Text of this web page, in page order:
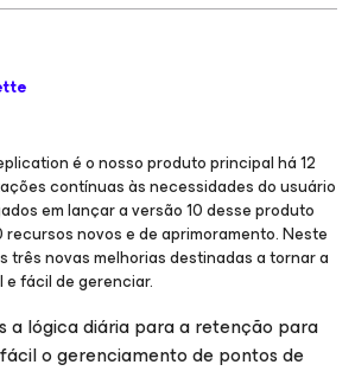
é o nosso produto principal há 12
contínuas às necessidades do usuário
em lançar a versão 10 desse produto
recursos novos e de aprimoramento. Neste
três novas melhorias destinadas a tornar a
fácil de gerenciar.
a lógica diária para a retenção para
o gerenciamento de pontos de